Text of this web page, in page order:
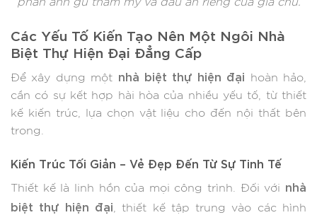
Các Yếu Tố Kiến Tạo Nên Một Ngôi Nhà
Biệt Thự Hiện Đại Đẳng Cấp
Để xây dựng một nhà biệt thự hiện đại hoàn hảo,
cần có sự kết hợp hài hòa của nhiều yếu tố, từ thiết
kế kiến trúc, lựa chọn vật liệu cho đến nội thất bên
trong.
Kiến Trúc Tối Giản – Vẻ Đẹp Đến Từ Sự Tinh Tế
Thiết kế là linh hồn của mọi công trình. Đối với nhà
biệt thự hiện đại, thiết kế tập trung vào các hình